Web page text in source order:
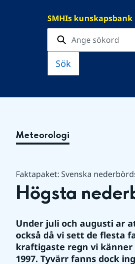
SMHIs kunskapsbank
Meteorologi
Faktapaket: Svenska
Högsta
Under juli och augusti ar
också då vi sett de flesta
kraftigaste regn vi
1997. Tyvärr fanns dock